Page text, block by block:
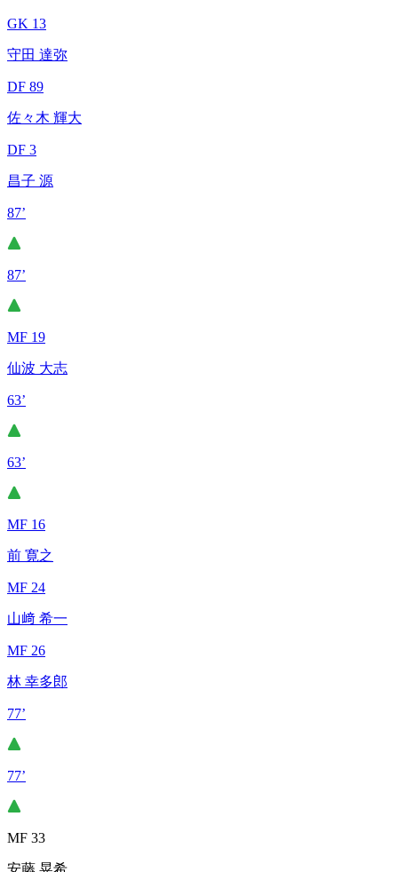
GK 13
守田 達弥
DF 89
佐々木 輝大
DF 3
昌子 源
87’
87’
MF 19
仙波 大志
63’
63’
MF 16
前 寛之
MF 24
山﨑 希一
MF 26
林 幸多郎
77’
77’
MF 33
安藤 晃希